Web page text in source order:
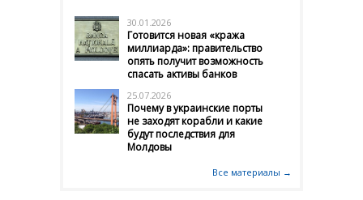
30.01.2026
Готовится новая «кража
миллиарда»: правительство
опять получит возможность
спасать активы банков
25.07.2026
Почему в украинские порты
не заходят корабли и какие
будут последствия для
Молдовы
Все материалы →